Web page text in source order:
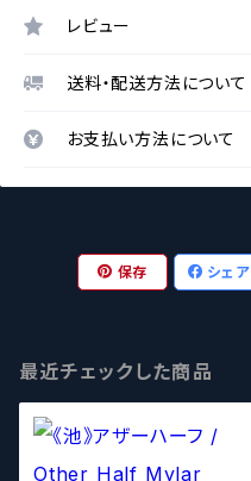
レビュー
送料・配送方法について
お支払い方法について
保存 シェア
最近チェックした商品